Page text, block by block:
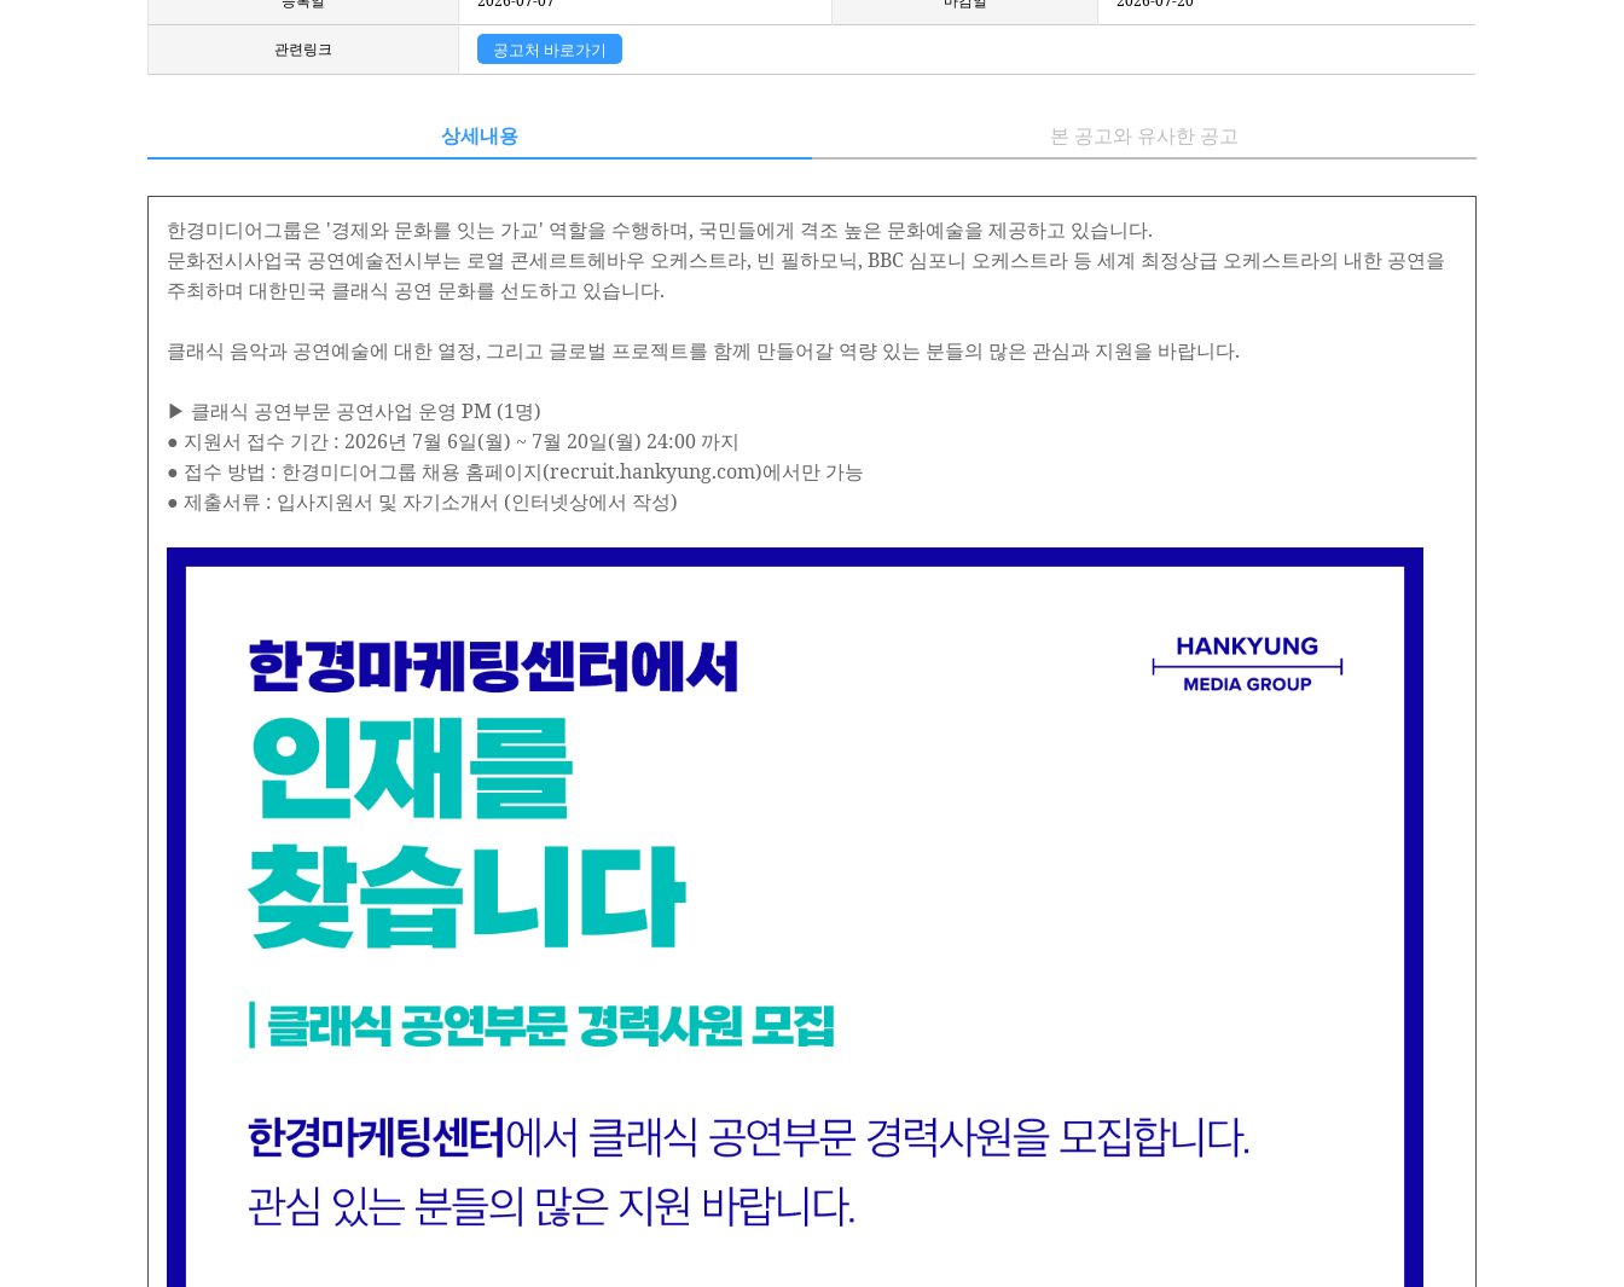
관련링크 공고처 바로가기
상세내용 본 공고와 유사한 공고
한경미디어그룹은 '경제와 문화를 잇는 가교' 역할을 수행하며, 국민들에게 격조 높은 문화예술을 제공하고 있습니다.
문화전시사업국 공연예술전시부는 로열 콘세르트헤바우 오케스트라, 빈 필하모닉, BBC 심포니 오케스트라 등 세계 최정상급 오케스트라의 내한 공연을
주최하며 대한민국 클래식 공연 문화를 선도하고 있습니다.
클래식 음악과 공연예술에 대한 열정, 그리고 글로벌 프로젝트를 함께 만들어갈 역량 있는 분들의 많은 관심과 지원을 바랍니다.
▶ 클래식 공연부문 공연사업 운영 PM (1명)
● 지원서 접수 기간 : 2026년 7월 6일(월) ~ 7월 20일(월) 24:00 까지
● 접수 방법 : 한경미디어그룹 채용 홈페이지(recruit.hankyung.com)에서만 가능
● 제출서류 : 입사지원서 및 자기소개서 (인터넷상에서 작성)